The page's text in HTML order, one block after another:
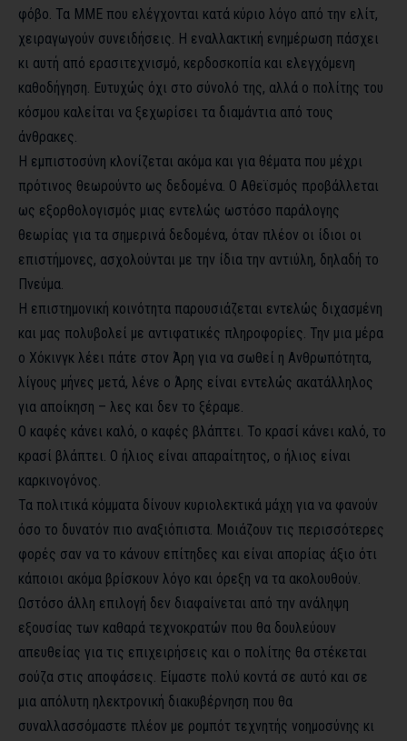
φόβο. Τα ΜΜΕ που ελέγχονται κατά κύριο λόγο από την ελίτ,
χειραγωγούν συνειδήσεις. Η εναλλακτική ενημέρωση πάσχει
κι αυτή από ερασιτεχνισμό, κερδοσκοπία και ελεγχόμενη
καθοδήγηση. Ευτυχώς όχι στο σύνολό της, αλλά ο πολίτης του
κόσμου καλείται να ξεχωρίσει τα διαμάντια από τους
άνθρακες.
Η εμπιστοσύνη κλονίζεται ακόμα και για θέματα που μέχρι
πρότινος θεωρούντο ως δεδομένα. Ο Αθεϊσμός προβάλλεται
ως εξορθολογισμός μιας εντελώς ωστόσο παράλογης
θεωρίας για τα σημερινά δεδομένα, όταν πλέον οι ίδιοι οι
επιστήμονες, ασχολούνται με την ίδια την αντιύλη, δηλαδή το
Πνεύμα.
Η επιστημονική κοινότητα παρουσιάζεται εντελώς διχασμένη
και μας πολυβολεί με αντιφατικές πληροφορίες. Την μια μέρα
ο Χόκινγκ λέει πάτε στον Άρη για να σωθεί η Ανθρωπότητα,
λίγους μήνες μετά, λένε ο Άρης είναι εντελώς ακατάλληλος
για αποίκηση – λες και δεν το ξέραμε.
Ο καφές κάνει καλό, ο καφές βλάπτει. Το κρασί κάνει καλό, το
κρασί βλάπτει. Ο ήλιος είναι απαραίτητος, ο ήλιος είναι
καρκινογόνος.
Τα πολιτικά κόμματα δίνουν κυριολεκτικά μάχη για να φανούν
όσο το δυνατόν πιο αναξιόπιστα. Μοιάζουν τις περισσότερες
φορές σαν να το κάνουν επίτηδες και είναι απορίας άξιο ότι
κάποιοι ακόμα βρίσκουν λόγο και όρεξη να τα ακολουθούν.
Ωστόσο άλλη επιλογή δεν διαφαίνεται από την ανάληψη
εξουσίας των καθαρά τεχνοκρατών που θα δουλεύουν
απευθείας για τις επιχειρήσεις και ο πολίτης θα στέκεται
σούζα στις αποφάσεις. Είμαστε πολύ κοντά σε αυτό και σε
μια απόλυτη ηλεκτρονική διακυβέρνηση που θα
συναλλασσόμαστε πλέον με ρομπότ τεχνητής νοημοσύνης κι